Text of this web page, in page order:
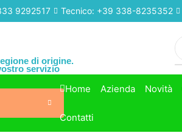
9292517 Tecnico: +39 338-8235352
di origine.
servizio
Home Azienda Novità
Contatti